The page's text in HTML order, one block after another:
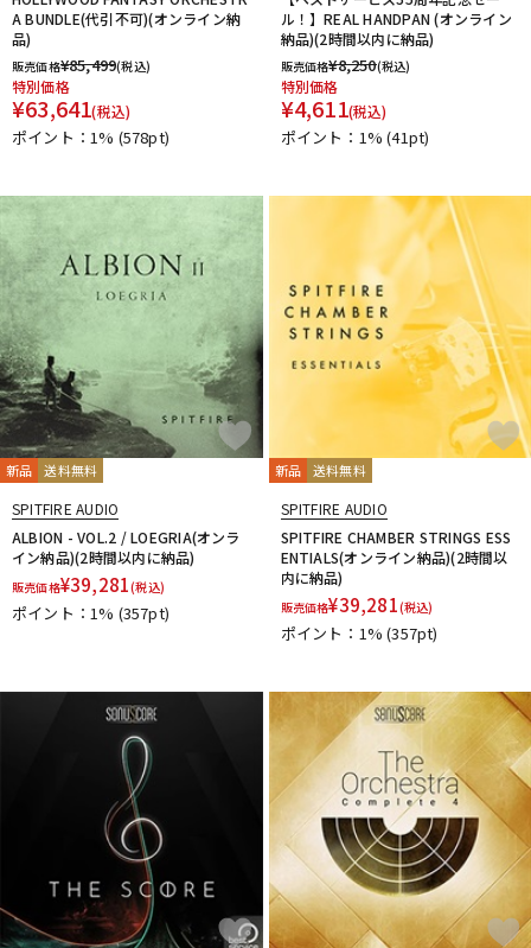
A BUNDLE(代引不可)(オンライン納
品)
販売価格¥85,499(税込)
特別価格
¥63,641(税込)
ポイント：1% (578pt)
ル！】REAL HANDPAN (オンライン
納品)(2時間以内に納品)
販売価格¥8,250(税込)
特別価格
¥4,611(税込)
ポイント：1%(41pt)
新品 送料無料
SPITFIRE AUDIO
ALBION - VOL.2 / LOEGRIA(オンラ
イン納品)(2時間以内に納品)
販売価格¥39,281(税込)
ポイント：1% (357pt)
新品 送料無料
SPITFIRE AUDIO
SPITFIRE CHAMBER STRINGS ESS
ENTIALS(オンライン納品)(2時間以
内に納品)
販売価格¥39,281(税込)
ポイント：1%(357pt)